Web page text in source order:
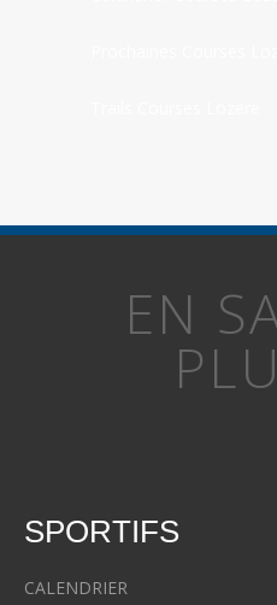
EN
SPORTIFS
CALENDRIER